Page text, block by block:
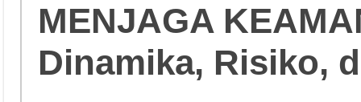
MENJAGA
Dinamika, Risiko,